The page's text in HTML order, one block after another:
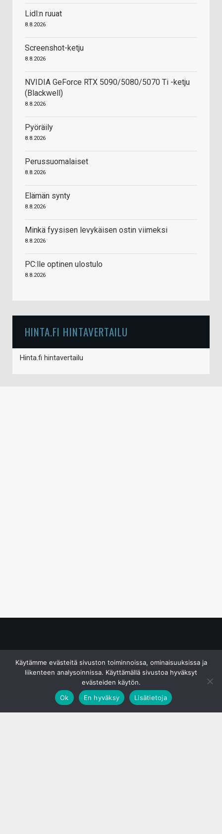
Lidl:n ruuat
8.8.2026
Screenshot-ketju
8.8.2026
NVIDIA GeForce RTX 5090/5080/5070 Ti -ketju
(Blackwell)
8.8.2026
Pyöräily
8.8.2026
Perussuomalaiset
8.8.2026
Elämän synty
8.8.2026
Minkä fyysisen levykäisen ostin viimeksi
8.8.2026
PC:lle optinen ulostulo
8.8.2026
HINTA.FI HINTAVERTAILU
Hinta.fi hintavertailu
Käytämme evästeitä sivuston toiminnoissa, ominaisuuksissa ja
liikenteen analysoinnissa. Käyttämällä sivustoa hyväksyt
evästeiden käytön.
Ok
En hyväksy Lisätietoja